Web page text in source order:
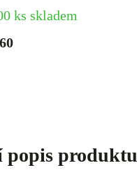
ks skladem
popis produktu